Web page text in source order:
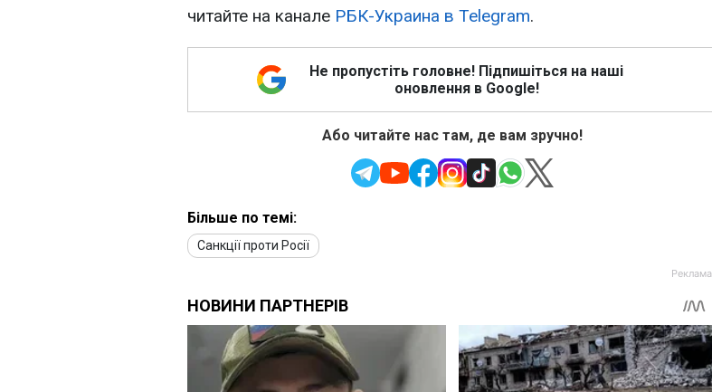
читайте на канале РБК-Украина в Telegram.
Не пропустіть головне! Підпишіться на наші
оновлення в Google!
Або читайте нас там, де вам зручно!
Більше по темі:
Санкції проти Росії